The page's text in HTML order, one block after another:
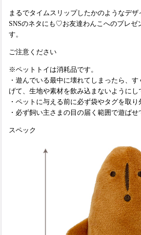
まるでタイムスリップしたかのようなデザ
SNSのネタにも♡お友達わんこへのプレ
す。
ご注意ください
※ペットトイは消耗品です。
・遊んでいる最中に壊れてしまったら、
げて、生地や素材を飲み込まないようにし
・ペットに与える前に必ず袋やタグを取り
・必ず飼い主さまの目の届く範囲で遊ばせ
スペック